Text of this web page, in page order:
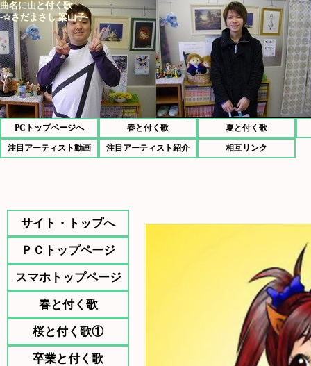
曲名に山と付く歌
-☆さだまさし 案山子-
PCトップページへ 春と付く歌 夏と付く歌
注目アーティスト動画 注目アーティスト紹介 相互リンク
サイト・トップへ
ＰＣトップページ
スマホトップページ
春と付く歌
桜と付く歌①
卒業と付く歌